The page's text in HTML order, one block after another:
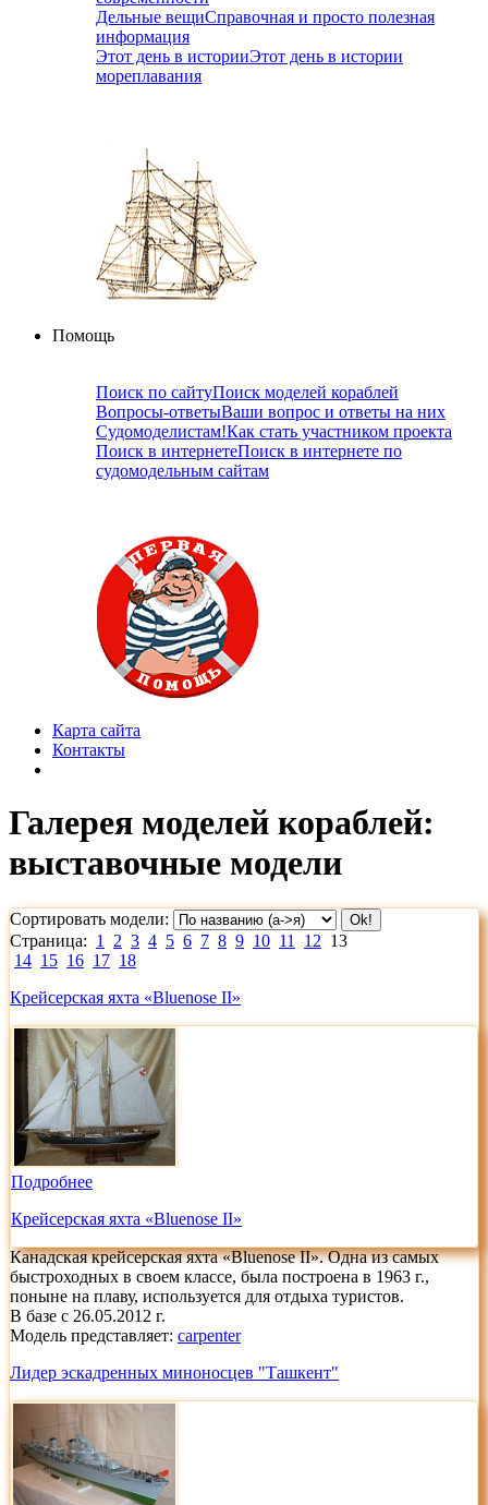
Дельные вещиСправочная и просто полезная
информация
Этот день в историиЭтот день в истории
мореплавания
Помощь
Поиск по сайтуПоиск моделей кораблей
Вопросы-ответыВаши вопрос и ответы на них
Судомоделистам!Как стать участником проекта
Поиск в интернетеПоиск в интернете по
судомодельным сайтам
Карта сайта
Контакты
Галерея моделей кораблей:
выставочные модели
Сортировать модели:
Страница: 1 2 3 4 5 6 7 8 9 10 11 12 13
14 15 16 17 18
Крейсерская яхта «Bluenose II»
Подробнее
Крейсерская яхта «Bluenose II»
Канадская крейсерская яхта «Bluenose II». Одна из самых
быстроходных в своем классе, была построена в 1963 г.,
поныне на плаву, используется для отдыха туристов.
В базе с 26.05.2012 г.
Модель представляет: carpenter
Лидер эскадренных миноносцев "Ташкент"